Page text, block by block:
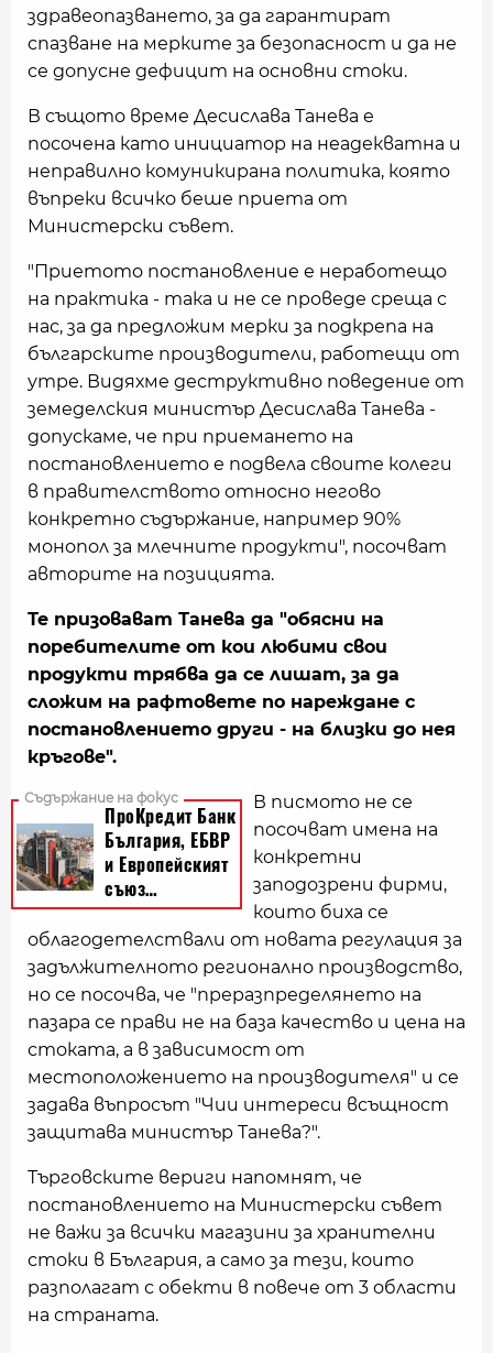
здравеопазването, за да гарантират
спазване на мерките за безопасност и да не
се допусне дефицит на основни стоки.
В същото време Десислава Танева е
посочена като инициатор на неадекватна и
неправилно комуникирана политика, която
въпреки всичко беше приета от
Министерски съвет.
"Приетото постановление е неработещо
на практика - така и не се проведе среща с
нас, за да предложим мерки за подкрепа на
българските производители, работещи от
утре. Видяхме деструктивно поведение от
земеделския министър Десислава Танева -
допускаме, че при приемането на
постановлението е подвела своите колеги
в правителството относно негово
конкретно съдържание, например 90%
монопол за млечните продукти", посочват
авторите на позицията.
Те призовават Танева да "обясни на
поребителите от кои любими свои
продукти трябва да се лишат, за да
сложим на рафтовете по нареждане с
постановлението други - на близки до нея
кръгове".
В писмото не се
посочват имена на
конкретни
заподозрени фирми,
които биха се
облагодетелствали от новата регулация за
задължителното регионално производство,
но се посочва, че "преразпределянето на
пазара се прави не на база качество и цена на
стоката, а в зависимост от
местоположението на производителя" и се
задава въпросът "Чии интереси всъщност
защитава министър Танева?".
Търговските вериги напомнят, че
постановлението на Министерски съвет
не важи за всички магазини за хранителни
стоки в България, а само за тези, които
разполагат с обекти в повече от 3 области
на страната.